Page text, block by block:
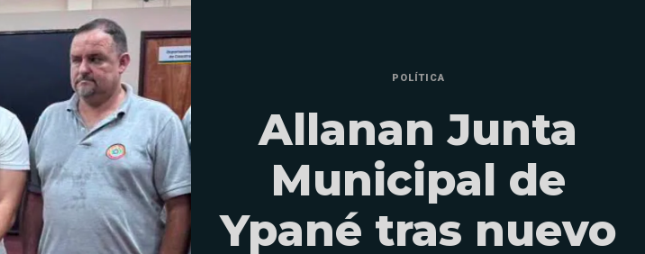
POLÍTICA
Allanan Junta
Municipal de
Ypané tras nuevo